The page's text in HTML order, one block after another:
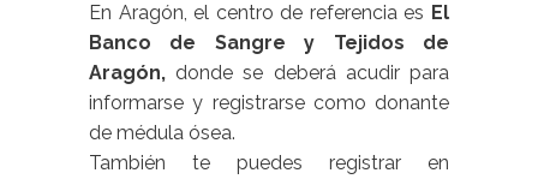
En Aragón, el centro de referencia es El
Banco de Sangre y Tejidos de
Aragón,donde se deberá acudir para
informarse y registrarse como donante
de médula ósea.
También te puedes registrar en